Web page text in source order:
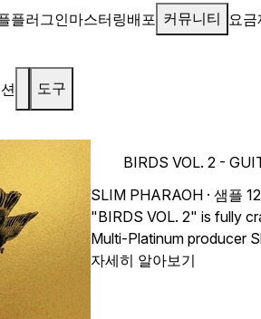
플러그인마스터링배포 커뮤니티 요금
도구
BIRDS VOL. 2 -
SLIM PHARAOH · 샘플
"BIRDS VOL. 2" is fully
Multi-Platinum producer
that ultimate, emotional
자세히 알아보기